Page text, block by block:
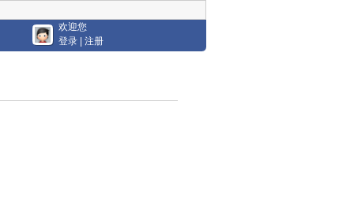
欢迎您
登录
注册